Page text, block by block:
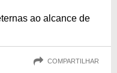
ao alcance de
COMPARTILHAR